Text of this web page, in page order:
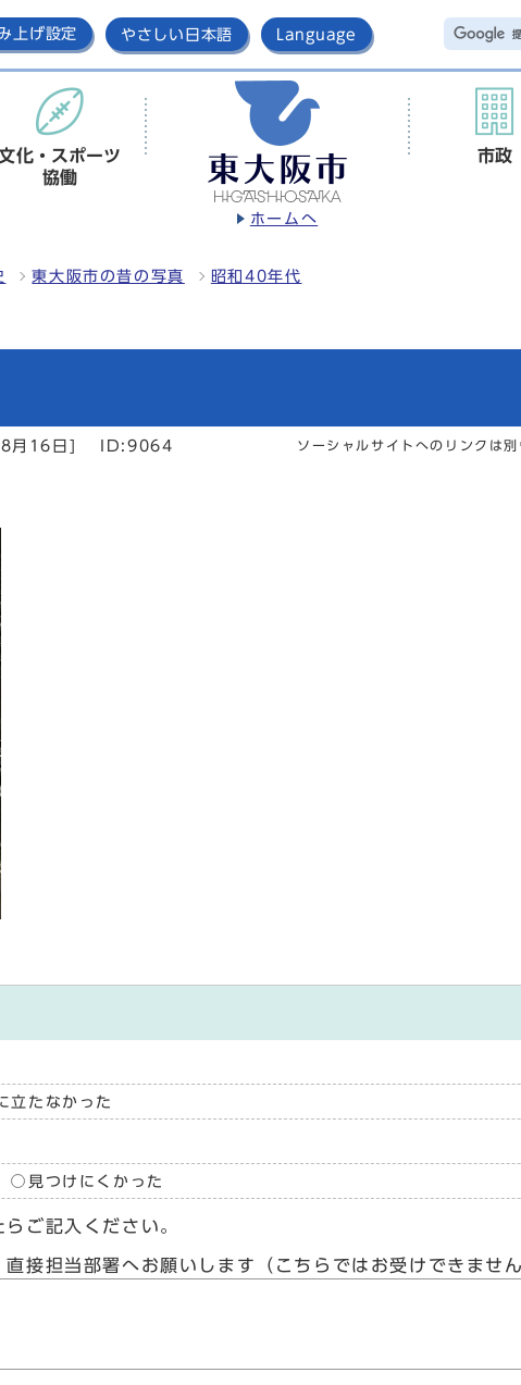
上げ設定 やさしい日本語 Language
ホームへ
化・スポーツ
協働
市政
東大阪市の昔の写真 昭和40年代
月16日] ID:9064 ソーシャルサイトへのリンクは
立たなかった
見つけにくかった
ご記入ください。
直接担当部署へお願いします（こちらではお受けできませ